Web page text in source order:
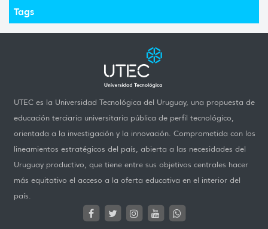
Tags
UTEC es la Universidad Tecnológica del Uruguay, una propuesta de
educación terciaria universitaria pública de perfil tecnológico,
orientada a la investigación y la innovación. Comprometida con los
lineamientos estratégicos del país, abierta a las necesidades del
Uruguay productivo, que tiene entre sus objetivos centrales hacer
más equitativo el acceso a la oferta educativa en el interior del
país.